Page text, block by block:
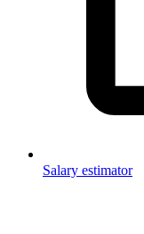
Salary estimator